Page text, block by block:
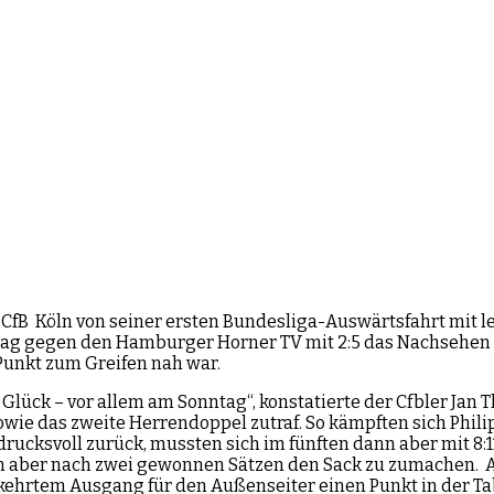
Köln von seiner ersten Bundesliga-Auswärtsfahrt mit
gegen den Hamburger Horner TV mit 2:5 das
zum Greifen nah war.
– vor allem am Sonntag“, konstatierte der Cfbler Jan
das zweite Herrendoppel zutraf. So kämpften sich
zurück, mussten sich im fünften dann aber mit
nach zwei gewonnen Sätzen den Sack zu
Ausgang für den Außenseiter einen Punkt in der